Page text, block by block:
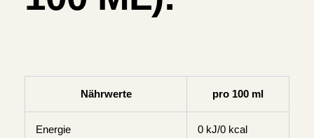
Nährwerte pro 100 ml
Energie 0 kJ/0 kcal